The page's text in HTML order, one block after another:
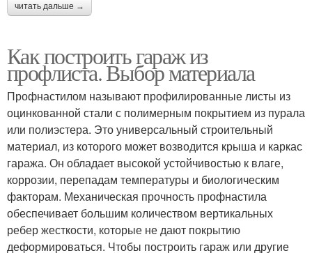
читать дальше →
Как построить гараж из
профлиста. Выбор материала
Профнастилом называют профилированные листы из
оцинкованной стали с полимерным покрытием из пурала
или полиэстера. Это универсальный строительный
материал, из которого может возводится крыша и каркас
гаража. Он обладает высокой устойчивостью к влаге,
коррозии, перепадам температуры и биологическим
факторам. Механическая прочность профнастила
обеспечивает большим количеством вертикальных
ребер жесткости, которые не дают покрытию
деформироваться. Чтобы построить гараж или другие